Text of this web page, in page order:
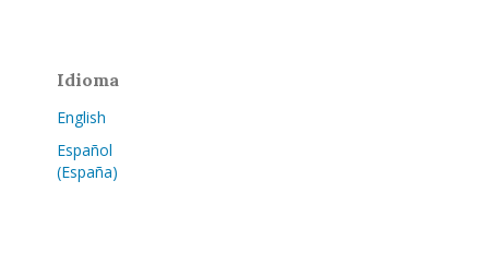
Idioma
English
Español
(España)